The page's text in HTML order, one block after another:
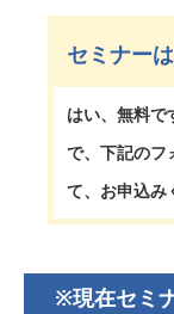
セミナー
はい、無料で
で、下記のフ
て、お申込み
※現在セミ